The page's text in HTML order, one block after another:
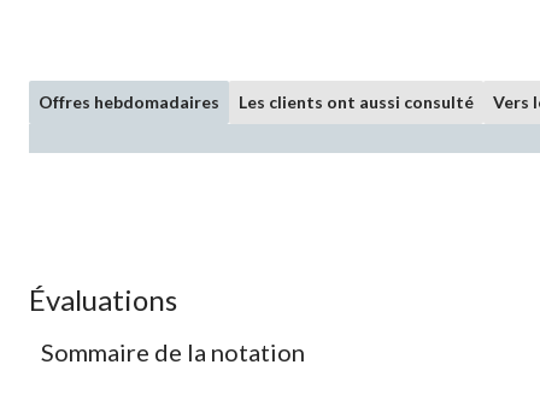
Offres hebdomadaires Les clients ont aussi consulté Vers
Évaluations
Sommaire de la notation